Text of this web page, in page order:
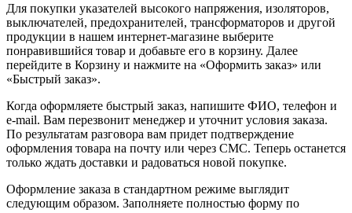
Для покупки указателей высокого напряжения, изоляторов,
выключателей, предохранителей, трансформаторов и другой
продукции в нашем интернет-магазине выберите
понравившийся товар и добавьте его в корзину. Далее
перейдите в Корзину и нажмите на «Оформить заказ» или
«Быстрый заказ».
Когда оформляете быстрый заказ, напишите ФИО, телефон и
e-mail. Вам перезвонит менеджер и уточнит условия заказа.
По результатам разговора вам придет подтверждение
оформления товара на почту или через СМС. Теперь останется
только ждать доставки и радоваться новой покупке.
Оформление заказа в стандартном режиме выглядит
следующим образом. Заполняете полностью форму по